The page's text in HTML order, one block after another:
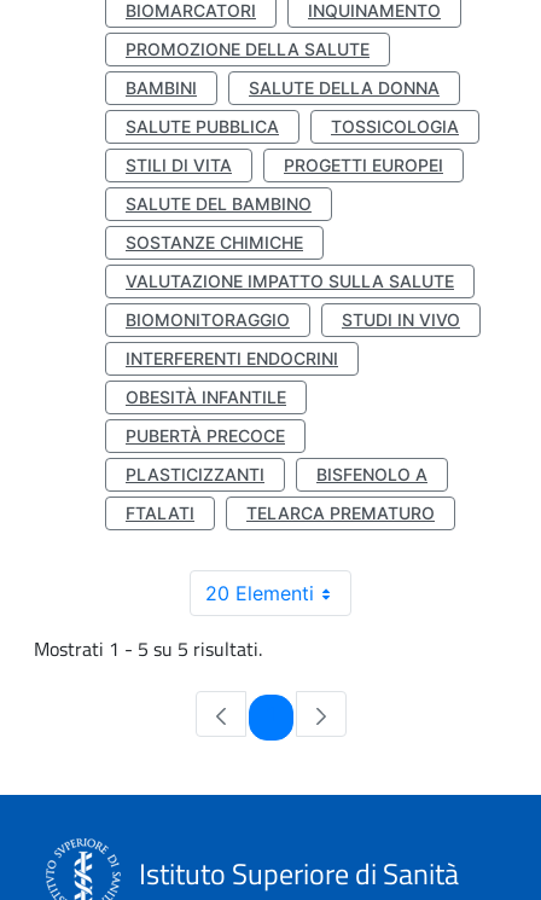
BIOMARCATORI
INQUINAMENTO
PROMOZIONE DELLA SALUTE
BAMBINI
SALUTE DELLA DONNA
SALUTE PUBBLICA
TOSSICOLOGIA
STILI DI VITA
PROGETTI EUROPEI
SALUTE DEL BAMBINO
SOSTANZE CHIMICHE
VALUTAZIONE IMPATTO SULLA SALUTE
BIOMONITORAGGIO
STUDI IN VIVO
INTERFERENTI ENDOCRINI
OBESITÀ INFANTILE
PUBERTÀ PRECOCE
PLASTICIZZANTI
BISFENOLO A
FTALATI
TELARCA PREMATURO
20 Elementi
Mostrati 1 - 5 su 5 risultati.
Pagina
Istituto Superiore di Sanità